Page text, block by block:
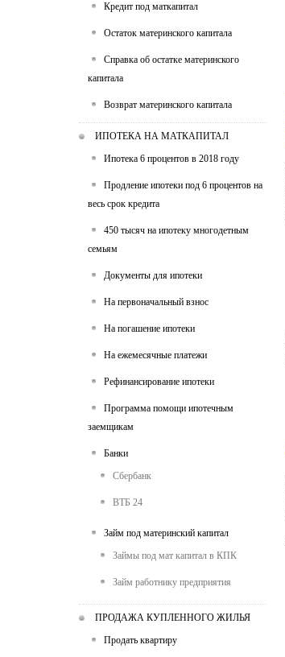
Кредит под маткапитал
Остаток материнского капитала
Справка об остатке материнского
капитала
Возврат материнского капитала
ИПОТЕКА НА МАТКАПИТАЛ
Ипотека 6 процентов в 2018 году
Продление ипотеки под 6 процентов на
весь срок кредита
450 тысяч на ипотеку многодетным
семьям
Документы для ипотеки
На первоначальный взнос
На погашение ипотеки
На ежемесячные платежи
Рефинансирование ипотеки
Программа помощи ипотечным
заемщикам
Банки
Сбербанк
ВТБ 24
Займ под материнский капитал
Займы под мат капитал в КПК
Займ работнику предприятия
ПРОДАЖА КУПЛЕННОГО ЖИЛЬЯ
Продать квартиру